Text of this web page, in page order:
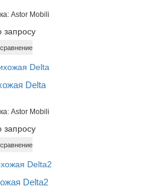
Astor Mobili
запросу
Delta
Astor Mobili
запросу
Delta2